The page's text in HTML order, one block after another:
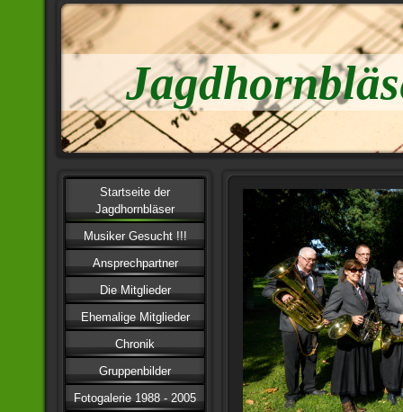
Startseite der
Jagdhornbläser
Musiker Gesucht !!!
Ansprechpartner
Die Mitglieder
Ehemalige Mitglieder
Chronik
Gruppenbilder
Fotogalerie 1988 - 2005